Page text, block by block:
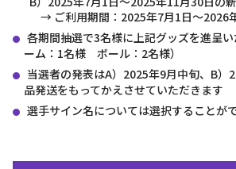
→ ご利用期間：2025年7月1日～2026
各期間抽選で3名様に上記グッズを進呈
ーム：1名様 ボール：2名様）
当選者の発表はA）2025年9月中旬、B）
品発送をもってかえさせていただきます
選手サイン名については選択することが